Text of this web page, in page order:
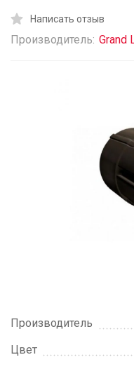
Написать отзыв
Производитель: Grand
Производитель
Цвет